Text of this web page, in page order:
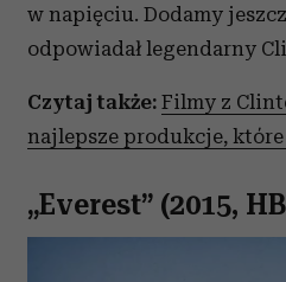
w napięciu. Dodamy
odpowiadał legendarny
Czytaj także: Filmy z
najlepsze produkcje,
„Everest” (2015,